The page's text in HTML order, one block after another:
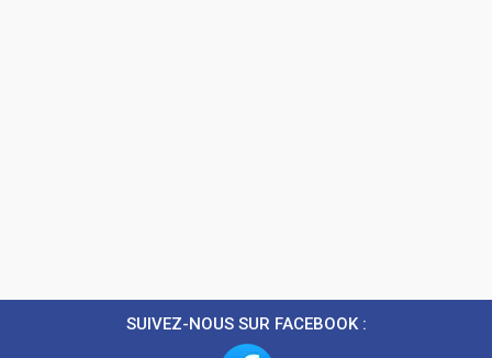
SUIVEZ-NOUS SUR FACEBOOK :